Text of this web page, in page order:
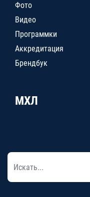
Фото
Видео
Программки
Аккредитация
Брендбук
МХЛ